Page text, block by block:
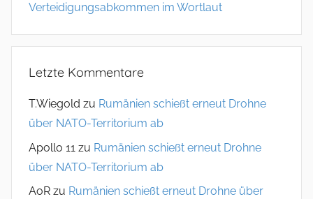
Verteidigungsabkommen im Wortlaut
Letzte Kommentare
T.Wiegold zu Rumänien schießt erneut Drohne
über NATO-Territorium ab
Apollo 11 zu Rumänien schießt erneut Drohne
über NATO-Territorium ab
AoR zu Rumänien schießt erneut Drohne über